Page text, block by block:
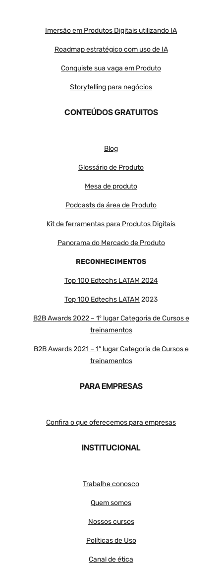
Imersão em Produtos Digitais utilizando IA
Roadmap estratégico com uso de IA
Conquiste sua vaga em Produto
Storytelling para negócios
CONTEÚDOS GRATUITOS
Blog
Glossário de Produto
Mesa de produto
Podcasts da área de Produto
Kit de ferramentas para Produtos Digitais
Panorama do Mercado de Produto
RECONHECIMENTOS
Top 100 Edtechs LATAM 2024
Top 100 Edtechs LATAM 2023
B2B Awards 2022 – 1º lugar Categoria de Cursos e
treinamentos
B2B Awards 2021 – 1º lugar Categoria de Cursos e
treinamentos
PARA EMPRESAS
Confira o que oferecemos para empresas
INSTITUCIONAL
Trabalhe conosco
Quem somos
Nossos cursos
Políticas de Uso
Canal de ética